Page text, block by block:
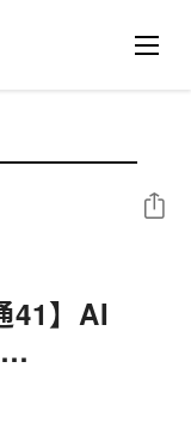
41】AI
小型企業
Share